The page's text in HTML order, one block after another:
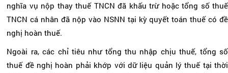
nghĩa vụ nộp thay thuế TNCN đã khấu trừ hoặc tổng số thuế
TNCN cá nhân đã nộp vào NSNN tại kỳ quyết toán thuế có đề
nghị hoàn thuế.
Ngoài ra, các chỉ tiêu như tổng thu nhập chịu thuế, tổng số
thuế đề nghị hoàn phải khớp với dữ liệu quản lý thuế tại thời